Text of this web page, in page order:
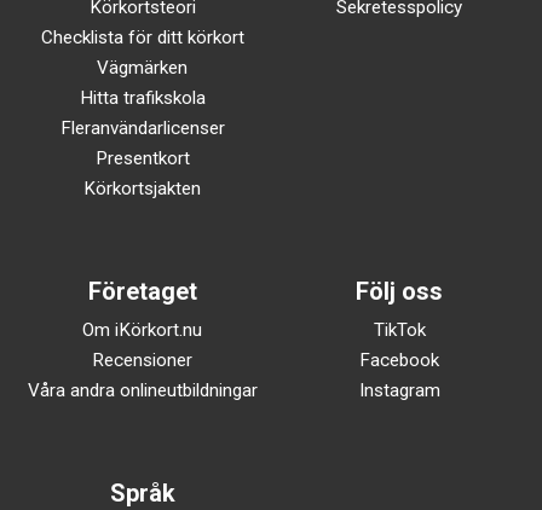
Körkortsteori
Checklista för ditt körkort
Vägmärken
Hitta trafikskola
Fleranvändarlicenser
Presentkort
Körkortsjakten
Sekretesspolicy
Företaget
Om iKörkort.nu
Recensioner
Våra andra onlineutbildningar
Följ oss
TikTok
Facebook
Instagram
Språk